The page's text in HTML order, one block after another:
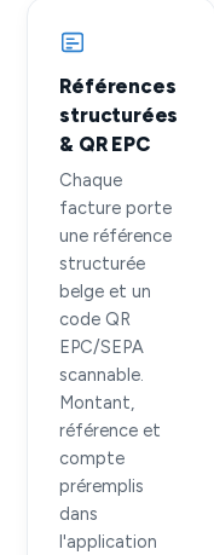
Références
structurées
& QR EPC
Chaque
facture porte
une référence
structurée
belge et un
code QR
EPC/SEPA
scannable.
Montant,
référence et
compte
préremplis
dans
l'application